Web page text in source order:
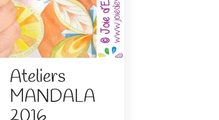
Ateliers
MANDALA